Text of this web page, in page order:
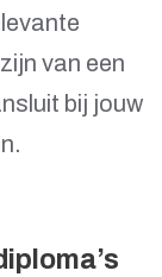
van een
bij jouw